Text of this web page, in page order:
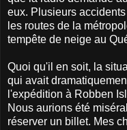
eux. Plusieurs
les routes de la
tempête de neige au
Quoi qu'il en soit, la
qui avait
l'expédition à Robben
Nous aurions été
réserver un billet. Mes